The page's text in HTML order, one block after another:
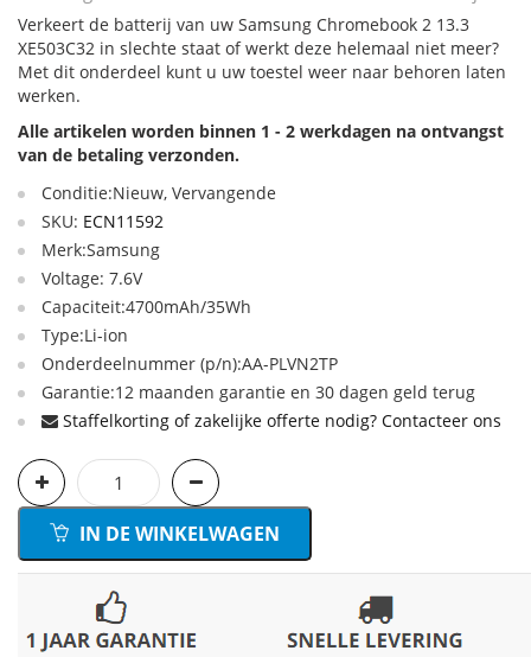
Verkeert de batterij van uw Samsung Chromebook 2 13.3
XE503C32 in slechte staat of werkt deze helemaal niet meer?
Met dit onderdeel kunt u uw toestel weer naar behoren laten
werken.
Alle artikelen worden binnen 1 - 2 werkdagen na ontvangst
van de betaling verzonden.
Conditie:Nieuw, Vervangende
SKU: ECN11592
Merk:Samsung
Voltage: 7.6V
Capaciteit:4700mAh/35Wh
Type:Li-ion
Onderdeelnummer (p/n):AA-PLVN2TP
Garantie:12 maanden garantie en 30 dagen geld terug
Staffelkorting of zakelijke offerte nodig? Contacteer ons
IN DE WINKELWAGEN